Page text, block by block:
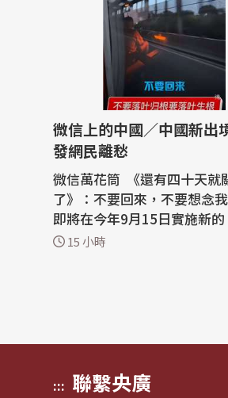
微信上的中國／中國新出
發網民離愁
微信萬花筒 《還有四十天就
了》：不要回來，不要想念我們
即將在今年9月15日實施新
院關於出境入境管理的規定》
15 小時
::: 聯繫央廣